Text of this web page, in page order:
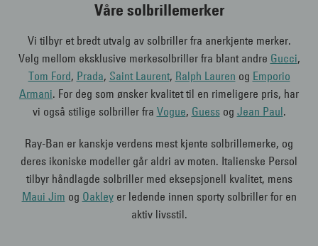
Våre solbrillemerker
Vi tilbyr et bredt utvalg av solbriller fra anerkjente merker.
Velg mellom eksklusive merkesolbriller fra blant andre Gucci,
Tom Ford, Prada, Saint Laurent, Ralph Lauren og Emporio
Armani. For deg som ønsker kvalitet til en rimeligere pris, har
vi også stilige solbriller fra Vogue, Guessog Jean Paul.
Ray-Ban er kanskje verdens mest kjente solbrillemerke, og
deres ikoniske modeller går aldri av moten. Italienske Persol
tilbyr håndlagde solbriller med eksepsjonell kvalitet, mens
Maui Jim og Oakleyer ledende innen sporty solbriller for en
aktiv livsstil.